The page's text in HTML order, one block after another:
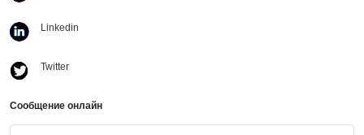
Linkedin
Twitter
Сообщение онлайн